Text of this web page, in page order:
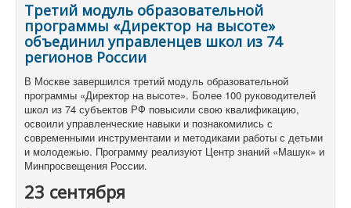
Третий модуль образовательной
программы «Директор на высоте»
объединил управленцев школ из 74
регионов России
В Москве завершился третий модуль образовательной
программы «Директор на высоте». Более 100 руководителей
школ из 74 субъектов РФ повысили свою квалификацию,
освоили управленческие навыки и познакомились с
современными инструментами и методиками работы с детьми
и молодежью. Программу реализуют Центр знаний «Машук» и
Минпросвещения России.
23 сентября